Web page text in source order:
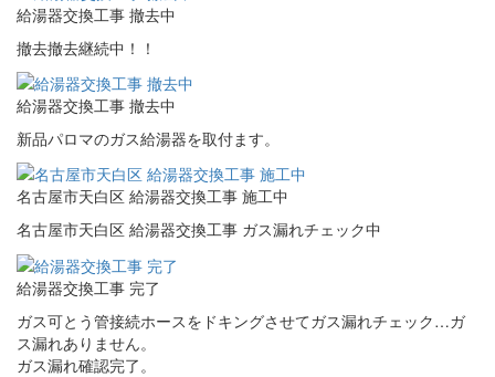
給湯器交換工事 撤去中
撤去撤去継続中！！
給湯器交換工事 撤去中
新品パロマのガス給湯器を取付ます。
名古屋市天白区 給湯器交換工事 施工中
名古屋市天白区 給湯器交換工事 ガス漏れチェック中
給湯器交換工事 完了
ガス可とう管接続ホースをドキングさせてガス漏れチェック…ガ
ス漏れありません。
ガス漏れ確認完了。